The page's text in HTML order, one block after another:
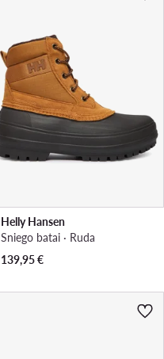
Helly Hansen
Sniego batai · Ruda
139,95€